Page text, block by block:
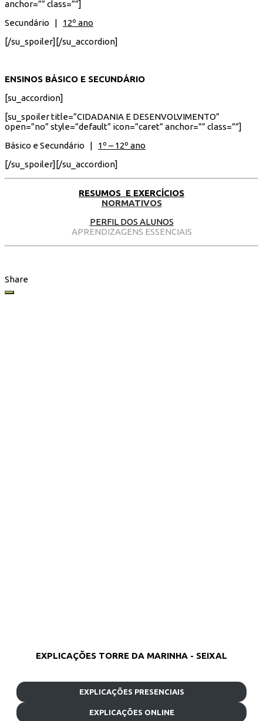
anchor=”” class=””]
Secundário | 12º ano
[/su_spoiler][/su_accordion]
ENSINOS BÁSICO E SECUNDÁRIO
[su_accordion]
[su_spoiler title=”CIDADANIA E DESENVOLVIMENTO”
open=”no” style=”default” icon=”caret” anchor=”” class=””]
Básico e Secundário | 1º – 12º ano
[/su_spoiler][/su_accordion]
RESUMOS E EXERCÍCIOS
NORMATIVOS
PERFIL DOS ALUNOS
APRENDIZAGENS ESSENCIAIS
Share
EXPLICAÇÕES TORRE DA MARINHA - SEIXAL
EXPLICAÇÕES PRESENCIAIS
EXPLICAÇÕES ONLINE